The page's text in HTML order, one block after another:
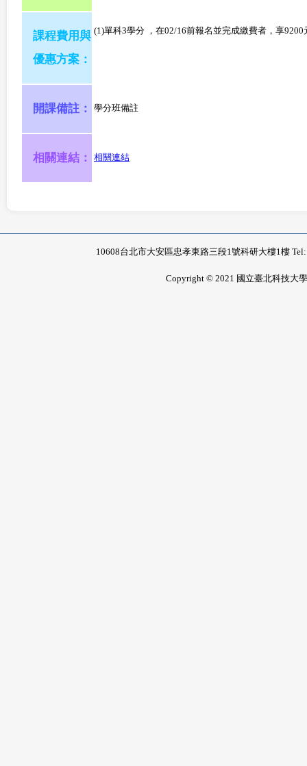
課程費用與
優惠方案：
(1)單科3學分 ，在02/16前報名並完成繳費者，享9200
開課備註： 學分班備註
相關連結： 相關連結
10608台北市大安區忠孝東路三段1號科研大樓1樓
Copyright © 2021 國立臺北科技大